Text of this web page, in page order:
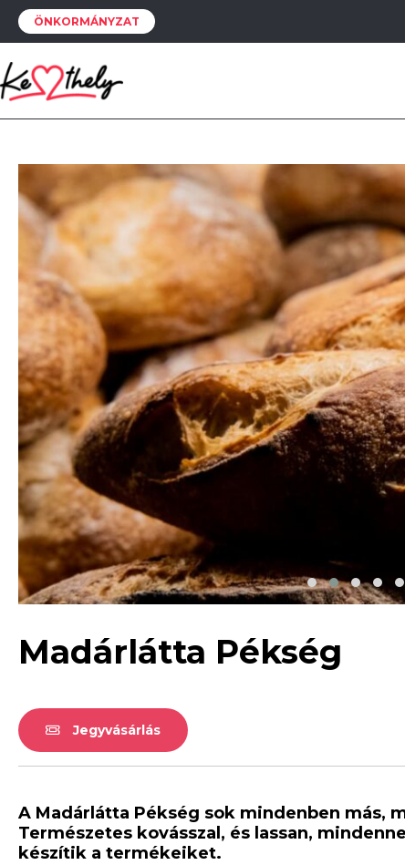
ÖNKORMÁNYZAT
Madárlátta Pékség
Jegyvásárlás
A Madárlátta Pékség sok mindenben
Természetes kovásszal, és lassan,
készítik a termékeiket.